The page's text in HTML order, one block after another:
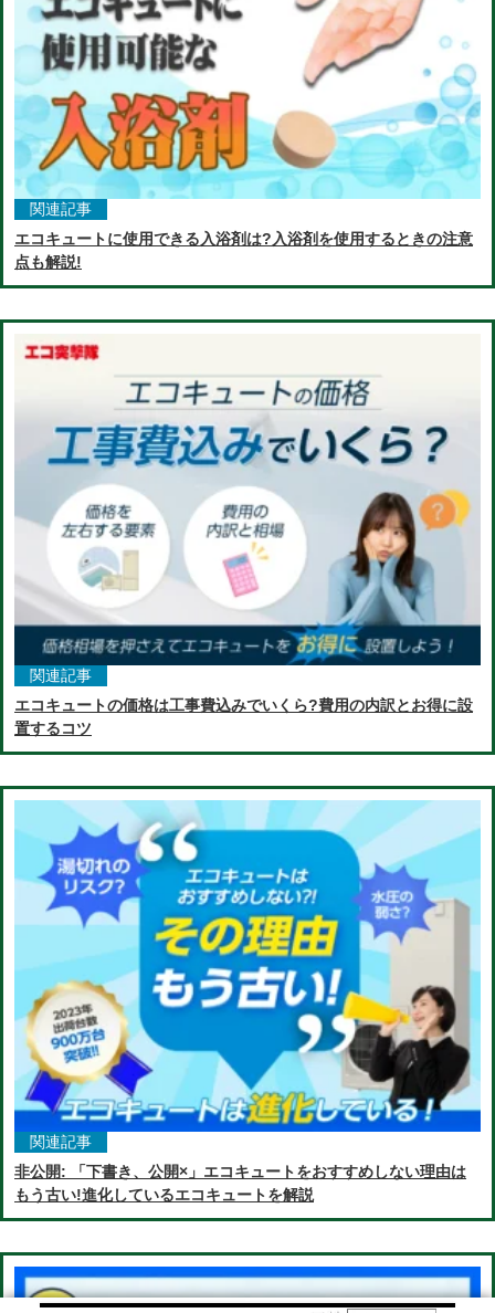
関連記事
エコキュートに使用できる入浴剤は?入浴剤を使用するときの注意
点も解説!
関連記事
エコキュートの価格は工事費込みでいくら?費用の内訳とお得に設
置するコツ
関連記事
非公開: 「下書き、公開×」エコキュートをおすすめしない理由は
もう古い!進化しているエコキュートを解説